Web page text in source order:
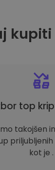
top
takojšen
kot je .